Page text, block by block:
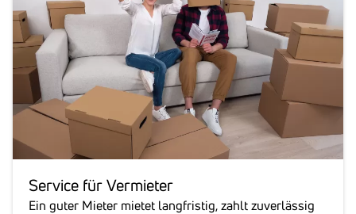
Service für Vermieter
Ein guter Mieter mietet langfristig, zahlt zuverlässig